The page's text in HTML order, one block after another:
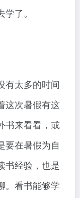
了。
有太多的时间
这次暑假有这
书来看看，或
要在暑假为自
书经验，也是
。看书能够学